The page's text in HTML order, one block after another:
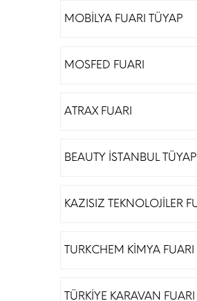
MOBİLYA FUARI TÜYAP
MOSFED FUARI
ATRAX FUARI
BEAUTY İSTANBUL TÜYAP
KAZISIZ TEKNOLOJİLER
TURKCHEM KİMYA FUARI
TÜRKİYE KARAVAN FUARI